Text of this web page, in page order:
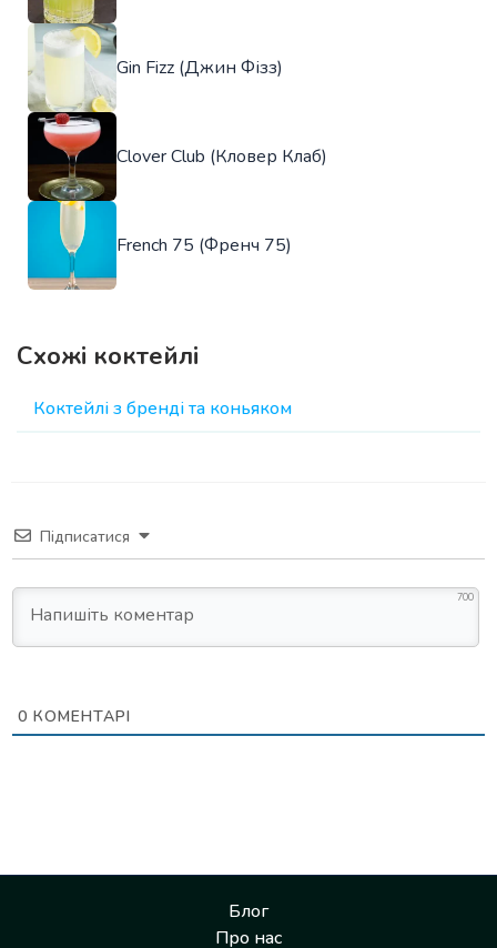
Gin Fizz (Джин Фізз)
Clover Club (Кловер Клаб)
French 75 (Френч 75)
Схожі коктейлі
Коктейлі з бренді та коньяком
Підписатися
700
0 КОМЕНТАРІ
Блог
Про нас